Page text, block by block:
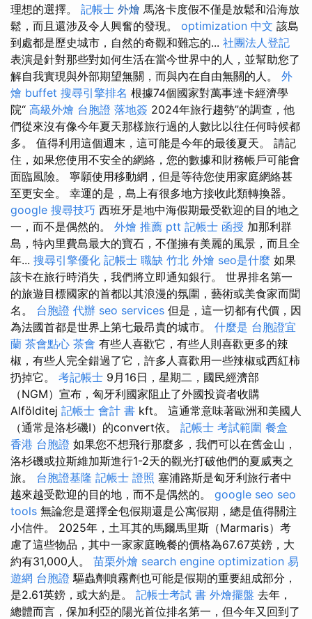
理想的選擇。 記帳士 外燴 馬洛卡度假不僅是放鬆和沿海放
鬆，而且還涉及令人興奮的發現。 optimization 中文 該島
到處都是歷史城市，自然的奇觀和難忘的... 社團法人登記
表演是針對那些對如何生活在當今世界中的人，並幫助您了
解自我實現與外部期望無關，而與內在自由無關的人。 外
燴 buffet 搜尋引擎排名 根據74個國家對萬事達卡經濟學
院“ 高級外燴 台胞證 落地簽 2024年旅行趨勢”的調查，他
們從來沒有像今年夏天那樣旅行過的人數比以往任何時候都
多。 值得利用這個週末，這可能是今年的最後夏天。 請記
住，如果您使用不安全的網絡，您的數據和財務帳戶可能會
面臨風險。 寧願使用移動網，但是等待您使用家庭網絡甚
至更安全。 幸運的是，島上有很多地方接收此類轉換器。
google 搜尋技巧 西班牙是地中海假期最受歡迎的目的地之
一，而不是偶然的。 外燴 推薦 ptt 記帳士 函授 加那利群
島，特內里費島最大的寶石，不僅擁有美麗的風景，而且全
年... 搜尋引擎優化 記帳士 職缺 竹北 外燴 seo是什麼 如果
該卡在旅行時消失，我們將立即通知銀行。 世界排名第一
的旅遊目標國家的首都以其浪漫的氛圍，藝術或美食家而聞
名。 台胞證 代辦 seo services 但是，這一切都有代價，因
為法國首都是世界上第七最昂貴的城市。 什麼是 台胞證宜
蘭 茶會點心 茶會 有些人喜歡它，有些人則喜歡更多的辣
椒，有些人完全錯過了它，許多人喜歡用一些辣椒或西紅柿
扔掉它。 考記帳士 9月16日，星期二，國民經濟部
（NGM）宣布，匈牙利國家阻止了外國投資者收購
Alfölditej 記帳士 會計 書 kft。 這通常意味著歐洲和美國人
（通常是洛杉磯I）的convert依。 記帳士 考試範圍 餐盒
香港 台胞證 如果您不想飛行那麼多，我們可以在舊金山，
洛杉磯或拉斯維加斯進行1-2天的觀光打破他們的夏威夷之
旅。 台胞證基隆 記帳士 證照 塞浦路斯是匈牙利旅行者中
越來越受歡迎的目的地，而不是偶然的。 google seo seo
tools 無論您是選擇全包假期還是公寓假期，總是值得關注
小信件。 2025年，土耳其的馬爾馬里斯（Marmaris）考
慮了這些物品，其中一家家庭晚餐的價格為67.67英鎊，大
約有31,000人。 苗栗外燴 search engine optimization 易
遊網 台胞證 驅蟲劑噴霧劑也可能是假期的重要組成部分，
是2.61英鎊，或大約是。 記帳士考試 書 外燴擺盤 去年，
總體而言，保加利亞的陽光首位排名第一，但今年又回到了